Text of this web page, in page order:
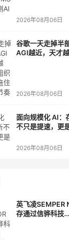
2026年08月06日
谷歌一天走掉半
AGI越近，天才
2026年08月06日
面向规模化 AI：
不只是提速，更
2026年08月06日
英飞凌SEMPER
存通过信骅科技